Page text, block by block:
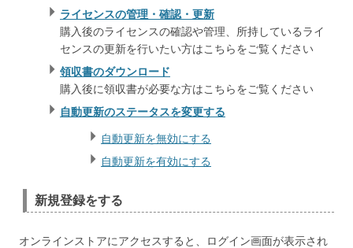
ライセンスの管理・確認・更新
購入後のライセンスの確認や管理、所持しているライ
センスの更新を行いたい方はこちらをご覧ください
領収書のダウンロード
購入後に領収書が必要な方はこちらをご覧ください
自動更新のステータスを変更する
自動更新を無効にする
自動更新を有効にする
新規登録をする
オンラインストアにアクセスすると、ログイン画面が表示され